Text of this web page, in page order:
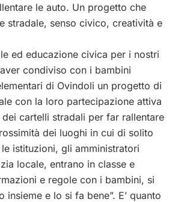
le auto. Un progetto che
stradale, senso civico, creatività e
ed educazione civica per i nostri
condiviso con i bambini
di Ovindoli un progetto di
con la loro partecipazione attiva
cartelli stradali per far rallentare
dei luoghi in cui di solito
istituzioni, gli amministratori
locale, entrano in classe e
e regole con i bambini, si
insieme e lo si fa bene”. E’ quanto